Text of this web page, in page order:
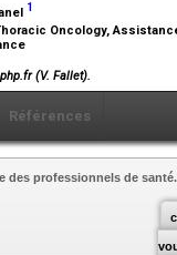
1
Oncology,
(V. Fallet).
Références
des professionnels de santé.